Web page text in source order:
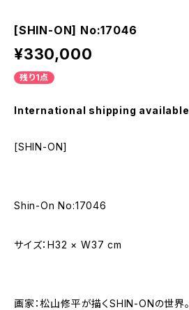
[SHIN-ON] No:17046
¥330,000
残り1点
International shipping available
[SHIN-ON]
Shin-On No:17046
サイズ：H32 × W37 cm
画家：松山修平が描くSHIN-ONの世界。